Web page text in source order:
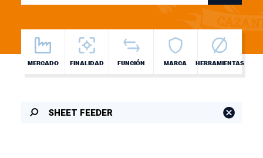
MERCADO FINALIDAD FUNCIÓN MARCA HERRAMIENTAS
SHEET FEEDER